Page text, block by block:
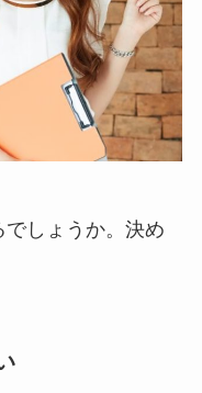
しょうか。決め